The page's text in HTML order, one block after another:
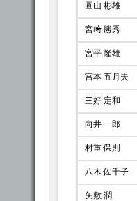
圓山 彬雄
宮﨑 勝秀
宮平 隆雄
宮本 五月夫
三好 定和
向井 一郎
村重 保則
八木 佐千子
矢敷 潤